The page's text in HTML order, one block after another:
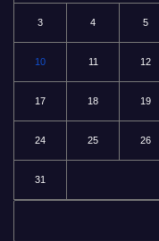
3 4 5
10 11 12
17 18 19
24 25 26
31